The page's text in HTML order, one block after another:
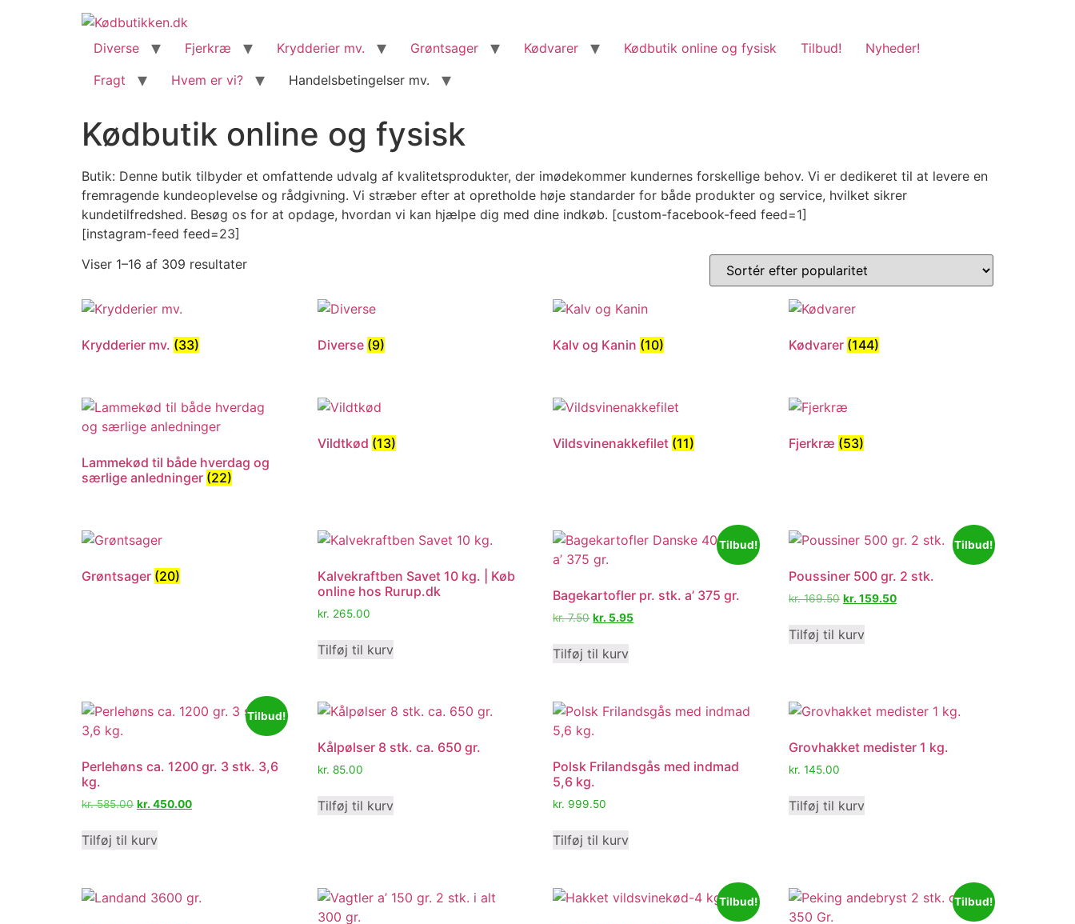
Diverse Fjerkræ Krydderier mv. Grøntsager Kødvarer Kødbutik online og fysisk Tilbud!
Nyheder!
Fragt
Hvem er vi? Handelsbetingelser mv.
Kødbutik online og fysisk
Butik: Denne butik tilbyder et omfattende udvalg af kvalitetsprodukter, der imødekommer kundernes forskellige behov. Vi er dedikeret til at levere en
fremragende kundeoplevelse og rådgivning. Vi stræber efter at opretholde høje standarder for både produkter og service, hvilket sikrer
kundetilfredshed. Besøg os for at opdage, hvordan vi kan hjælpe dig med dine indkøb. [custom-facebook-feed feed=1]
[instagram-feed feed=23]
Viser 1–16 af 309 resultater
Krydderier mv. (33) Diverse (9) Kalv og Kanin (10) Kødvarer (144)
Lammekød til både hverdag og
særlige anledninger (22)
Vildtkød (13) Vildsvinenakkefilet (11) Fjerkræ (53)
Grøntsager (20)
Kalvekraftben Savet 10 kg. | Køb
online hos Rurup.dk
kr. 265.00
Tilføj til kurv
Tilbud!
Bagekartofler pr. stk. a’ 375 gr.
kr.7.50 kr. 5.95
Tilføj til kurv
Tilbud!
Poussiner 500 gr. 2 stk.
kr.169.50 kr. 159.50
Tilføj til kurv
Tilbud!
Perlehøns ca. 1200 gr. 3 stk. 3,6
kg.
kr.585.00 kr. 450.00
Tilføj til kurv
Kålpølser 8 stk. ca. 650 gr.
kr. 85.00
Tilføj til kurv
Polsk Frilandsgås med indmad
5,6 kg.
kr. 999.50
Tilføj til kurv
Grovhakket medister 1 kg.
kr. 145.00
Tilføj til kurv
Tilbud! Tilbud!